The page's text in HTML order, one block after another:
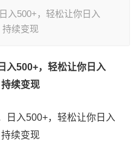
入500+，轻松让你日入
持续变现
入500+，轻松让你日入
续变现